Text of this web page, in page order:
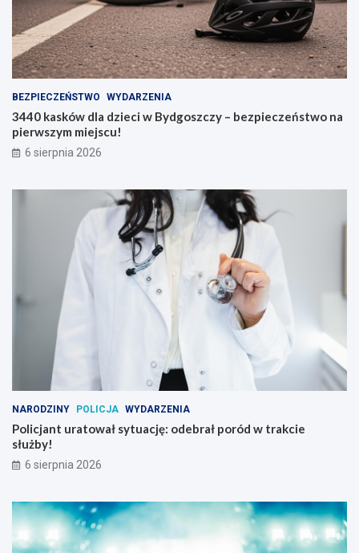
BEZPIECZEŃSTWO WYDARZENIA
3440 kasków dla dzieci w Bydgoszczy – bezpieczeństwo na
pierwszym miejscu!
6 sierpnia 2026
NARODZINY POLICJA WYDARZENIA
Policjant uratował sytuację: odebrał poród w trakcie
służby!
6 sierpnia 2026